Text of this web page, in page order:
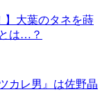
】大葉のタネを蒔
は…？
カレ男』は佐野晶